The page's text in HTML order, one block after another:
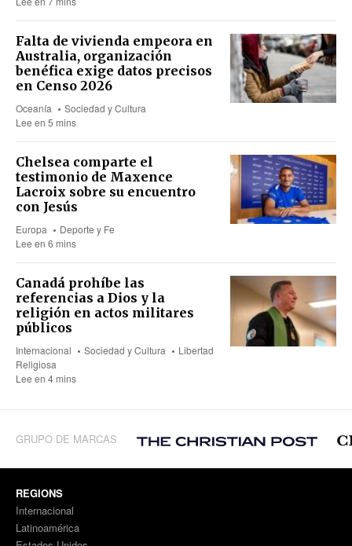
Falta de vivienda empeora en
Australia, organización
benéfica exige datos precisos
en Censo 2026
Oceanía
Sociedad y Cultura
Lee en 5 mins
Chelsea comparte el
testimonio de Maxence
Lacroix sobre su encuentro
con Jesús
Europa
Deporte y Fe
Lee en 6 mins
Canadá prohíbe las
referencias a Dios y la
religión en actos militares
públicos
Internacional Sociedad y Cultura
Libertad
Religiosa
Lee en 4 mins
GRUPO DE MARCAS
REGIONS
Internacional
Latinoamérica